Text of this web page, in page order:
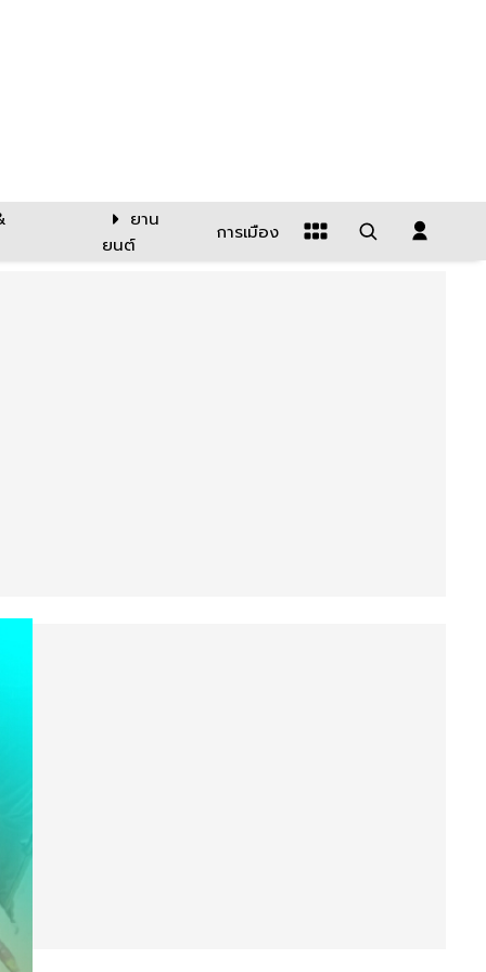
ยาน
ยนต์
การเมือง